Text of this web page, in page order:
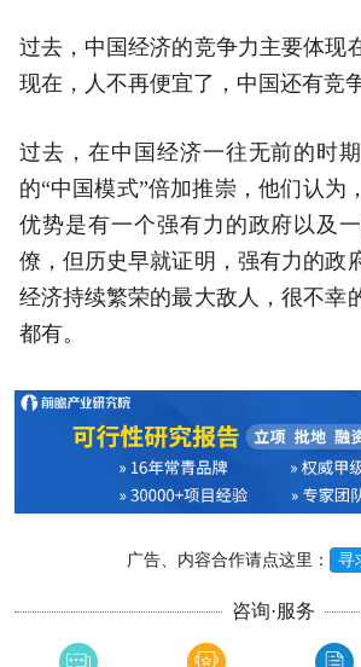
过去，中国经济的竞争力主要体现
现在，人不再便宜了，中国还有竞
过去，在中国经济一往无前的时
的“中国模式”倍加推崇，他们认为
优势是有一个强有力的政府以及
僚，但历史早就证明，强有力的政
经济持续繁荣的最大敌人，很不幸
都有。
广告、内容合作请点这里： 寻
咨询·服务